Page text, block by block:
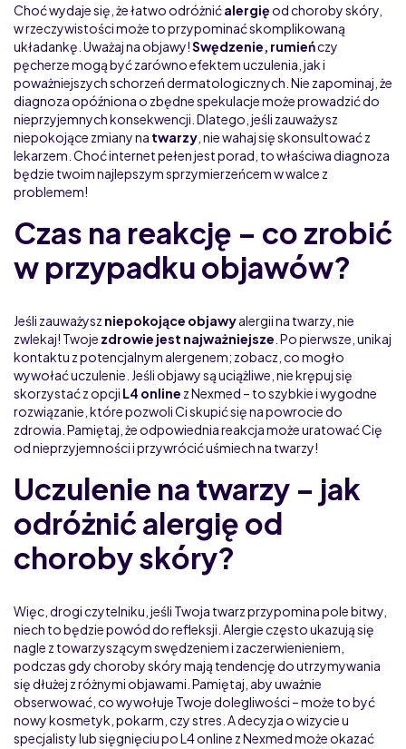
Choć wydaje się, że łatwo odróżnićalergięod choroby skóry,
w rzeczywistości może to przypominać skomplikowaną
układankę. Uważaj na objawy!Swędzenie, rumieńczy
pęcherze mogą być zarówno efektem uczulenia, jak i
poważniejszych schorzeń dermatologicznych. Nie zapominaj, że
diagnoza opóźniona o zbędne spekulacje może prowadzić do
nieprzyjemnych konsekwencji. Dlatego, jeśli zauważysz
niepokojące zmiany na twarzy , nie wahaj się skonsultować z
lekarzem. Choć internet pełen jest porad, to właściwa diagnoza
będzie twoim najlepszym sprzymierzeńcem w walce z
problemem!
Czas na reakcję – co zrobić
w przypadku objawów?
Jeśli zauważysz niepokojące objawyalergii na twarzy, nie
zwlekaj! Twoje zdrowie jest najważniejsze . Po pierwsze, unikaj
kontaktu z potencjalnym alergenem; zobacz, co mogło
wywołać uczulenie. Jeśli objawy są uciążliwe, nie krępuj się
skorzystać z opcji L4 online z Nexmed – to szybkie i wygodne
rozwiązanie, które pozwoli Ci skupić się na powrocie do
zdrowia. Pamiętaj, że odpowiednia reakcja może uratować Cię
od nieprzyjemności i przywrócić uśmiech na twarzy!
Uczulenie na twarzy – jak
odróżnić alergię od
choroby skóry?
Więc, drogi czytelniku, jeśli Twoja twarz przypomina pole bitwy,
niech to będzie powód do refleksji. Alergie często ukazują się
nagle z towarzyszącym swędzeniem i zaczerwienieniem,
podczas gdy choroby skóry mają tendencję do utrzymywania
się dłużej z różnymi objawami. Pamiętaj, aby uważnie
obserwować, co wywołuje Twoje dolegliwości – może to być
nowy kosmetyk, pokarm, czy stres. A decyzja o wizycie u
specjalisty lub sięgnięciu po L4 online z Nexmed może okazać